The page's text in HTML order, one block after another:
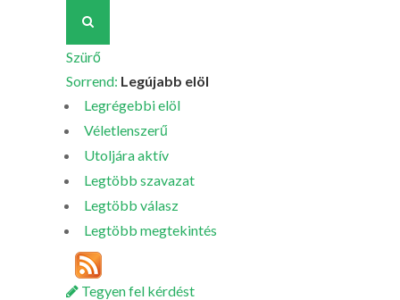
Szürő
Sorrend: Legújabb elöl
Legrégebbi elöl
Véletlenszerű
Utoljára aktív
Legtöbb szavazat
Legtöbb válasz
Legtöbb megtekintés
Tegyen fel kérdést